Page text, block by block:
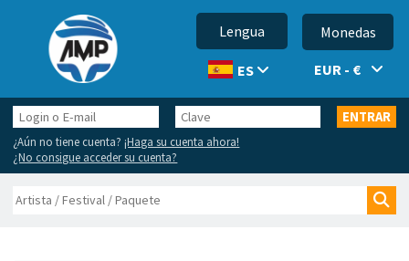
Lengua
ES
Monedas
EUR - €
Login
o
E-
mail
Clave ENTRAR
¿Aún no tiene cuenta?¡Haga su cuenta ahora!
¿No consigue acceder su cuenta?
Buscar